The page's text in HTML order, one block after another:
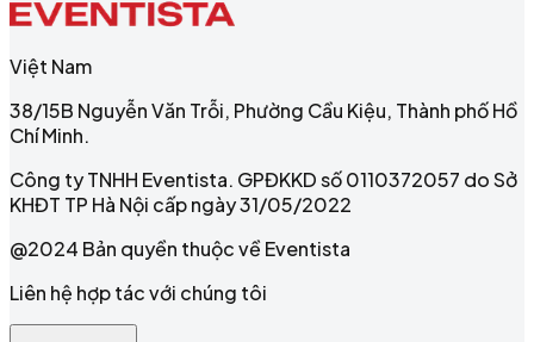
Việt Nam
38/15B Nguyễn Văn Trỗi, Phường Cầu Kiệu, Thành phố Hồ
Chí Minh.
Công ty TNHH Eventista. GPĐKKD số 0110372057 do Sở
KHĐT TP Hà Nội cấp ngày 31/05/2022
@2024 Bản quyền thuộc về Eventista
Liên hệ hợp tác với chúng tôi